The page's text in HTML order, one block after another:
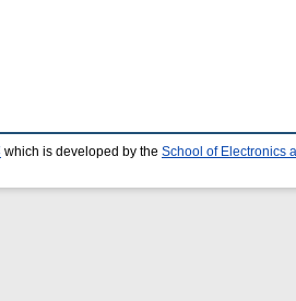
which is developed by the School of Electronics